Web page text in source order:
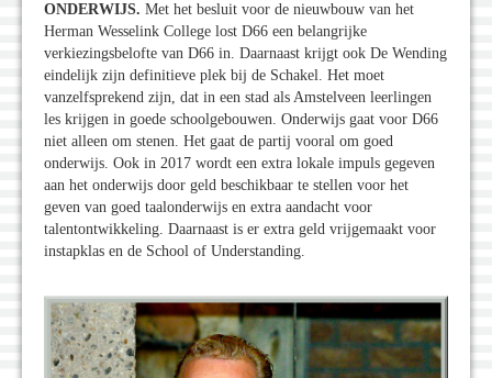
ONDERWIJS. Met het besluit voor de nieuwbouw van het
Herman Wesselink College lost D66 een belangrijke
verkiezingsbelofte van D66 in. Daarnaast krijgt ook De Wending
eindelijk zijn definitieve plek bij de Schakel. Het moet
vanzelfsprekend zijn, dat in een stad als Amstelveen leerlingen
les krijgen in goede schoolgebouwen. Onderwijs gaat voor D66
niet alleen om stenen. Het gaat de partij vooral om goed
onderwijs. Ook in 2017 wordt een extra lokale impuls gegeven
aan het onderwijs door geld beschikbaar te stellen voor het
geven van goed taalonderwijs en extra aandacht voor
talentontwikkeling. Daarnaast is er extra geld vrijgemaakt voor
instapklas en de School of Understanding.